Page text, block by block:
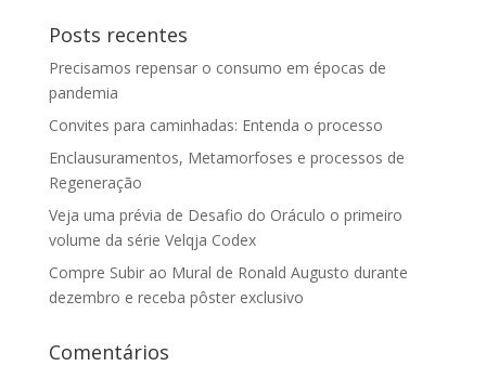
Posts recentes
Precisamos repensar o consumo em épocas de
pandemia
Convites para caminhadas: Entenda o processo
Enclausuramentos, Metamorfoses e processos de
Regeneração
Veja uma prévia de Desafio do Oráculo o primeiro
volume da série Velqja Codex
Compre Subir ao Mural de Ronald Augusto durante
dezembro e receba pôster exclusivo
Comentários